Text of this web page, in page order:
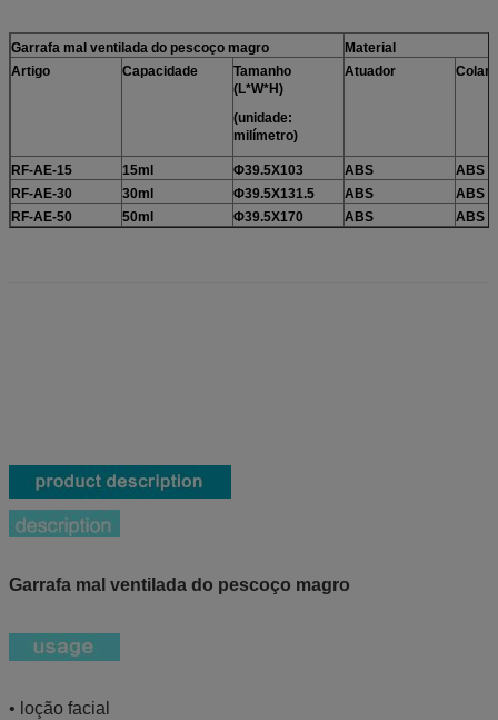
Garrafa mal ventilada do pescoço magro
Material
Artigo
Capacidade
Tamanho
(L*W*H)
(unidade:
milímetro)
Atuador Colar
RF-AE-15 15ml Φ39.5X103 ABS
ABS
RF-AE-30
30ml Φ39.5X131.5 ABS
ABS
RF-AE-50
50ml Φ39.5X170 ABS ABS
Garrafa mal ventilada do pescoço magro
• loção facial